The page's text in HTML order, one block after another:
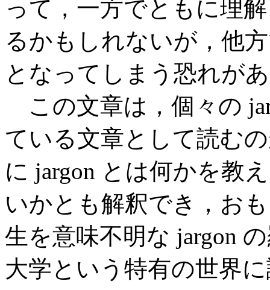
って，一方でともに理
るかもしれないが，他
となってしまう恐れが
この文章は，個々の
ている文章として読む
に jargon とは何かを教
いかとも解釈でき，お
生を意味不明な jargon
大学という特有の世界